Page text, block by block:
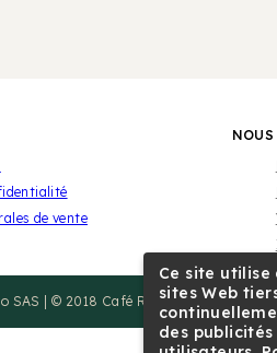
de vente
SAS | © 2018 Café Royal
Ce site
sites Web
des